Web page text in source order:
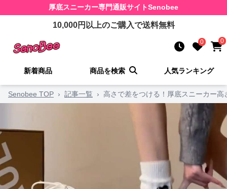
厚底スニーカー専門通販サイトSenobee
10,000円以上のご購入で送料無料
0 0
新着商品 商品を検索 人気ランキング
Senobee TOP › 記事一覧 › 高さで差をつける！厚底スニーカー